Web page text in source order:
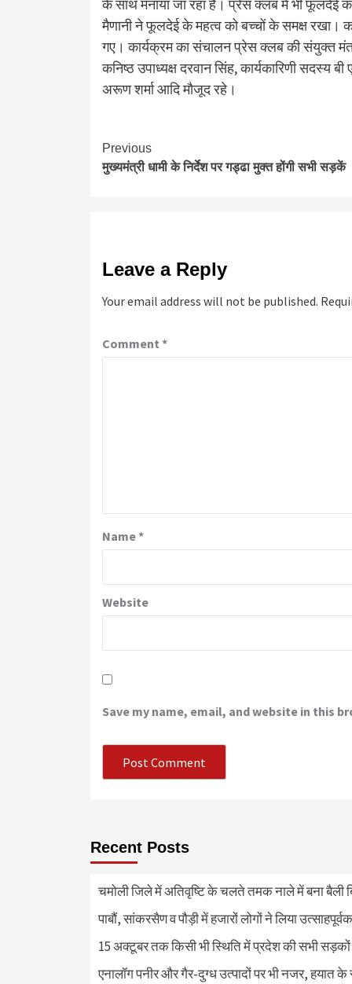
के साथ मनाया जा रहा हैं। प्रेस क्लब में भी फूलदेई
मैणानी ने फूलदेई के महत्व को बच्चों के समक्ष रखा।
गए। कार्यक्रम का संचालन प्रेस क्लब की संयुक्त
कनिष्ठ उपाध्यक्ष दरवान सिंह, कार्यकारिणी सदस्य
अरूण शर्मा आदि मौजूद रहे।
Continue
Reading
Previous
मुख्यमंत्री धामी के निर्देश पर गड्ढा मुक्त होंगी सभी सड़कें
Leave a Reply
Your email address will not be published.
Comment *
Name*
Website
Save my name, email, and website in this
Recent Posts
चमोली जिले में अतिवृष्टि के चलते तमक नाले में बना बैली
पाबौं, सांकरसैण व पौड़ी में हजारों लोगों ने लिया
15 अक्टूबर तक किसी भी स्थिति में प्रदेश की सभी
एनालॉग पनीर और गैर-दुग्ध उत्पादों पर भी नजर, हयात